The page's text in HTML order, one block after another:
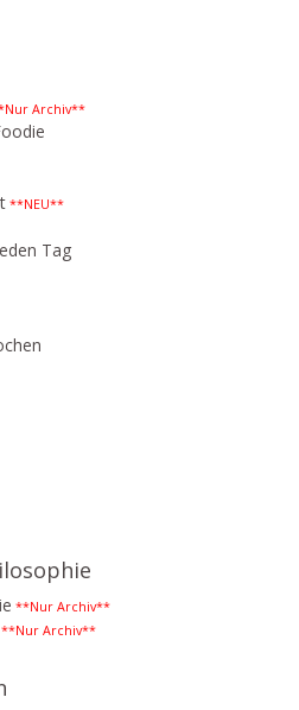
Archiv**
**NEU**
Tag
**Nur Archiv**
**Nur Archiv**